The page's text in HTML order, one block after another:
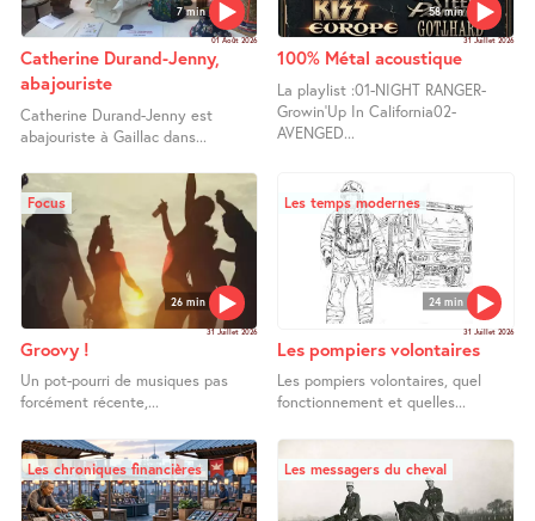
7 min
01 Août 2026
Catherine Durand-Jenny,
abajouriste
Catherine Durand-Jenny est
abajouriste à Gaillac dans...
58 min
31 Juillet 2026
100% Métal acoustique
La playlist :01-NIGHT RANGER-
Growin’Up In California02-
AVENGED...
26 min
Focus
31 Juillet 2026
Groovy !
Un pot-pourri de musiques pas
forcément récente,...
24 min
Les temps modernes
31 Juillet 2026
Les pompiers volontaires
Les pompiers volontaires, quel
fonctionnement et quelles...
Les chroniques financières Les messagers du cheval